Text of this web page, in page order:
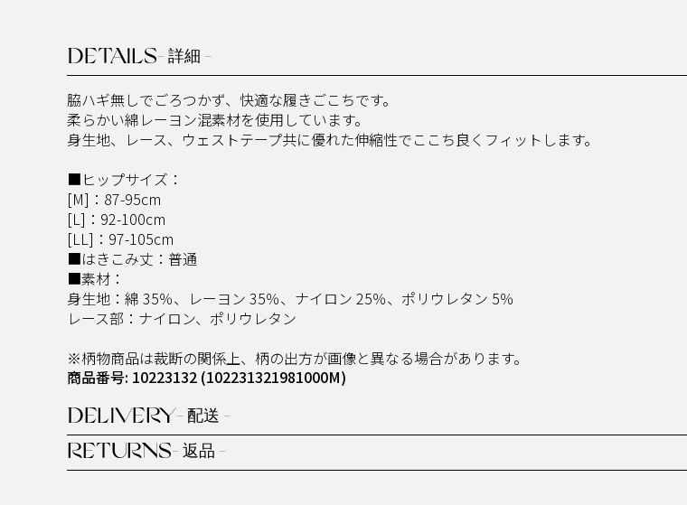
DETAILS- 詳細 -
脇ハギ無しでごろつかず、快適な履きごこちです。
柔らかい綿レーヨン混素材を使用しています。
身生地、レース、ウェストテープ共に優れた伸縮性でここち良くフィットします。
■ヒップサイズ：
[M]：87-95cm
[L]：92-100cm
[LL]：97-105cm
■はきこみ丈：普通
■素材：
身生地：綿 35％、レーヨン 35％、ナイロン 25％、ポリウレタン 5％
レース部：ナイロン、ポリウレタン
※柄物商品は裁断の関係上、柄の出方が画像と異なる場合があります。
商品番号: 10223132 (102231321981000M)
DELIVERY- 配送 -
RETURNS- 返品 -